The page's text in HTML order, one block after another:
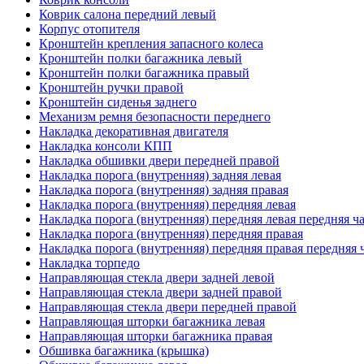
Коврик салона передний левый
Корпус отопителя
Кронштейн крепления запасного колеса
Кронштейн полки багажника левый
Кронштейн полки багажника правый
Кронштейн ручки правой
Кронштейн сиденья заднего
Механизм ремня безопасности переднего
Накладка декоративная двигателя
Накладка консоли КПП
Накладка обшивки двери передней правой
Накладка порога (внутренняя) задняя левая
Накладка порога (внутренняя) задняя правая
Накладка порога (внутренняя) передняя левая
Накладка порога (внутренняя) передняя левая передняя
Накладка порога (внутренняя) передняя правая
Накладка порога (внутренняя) передняя правая передняя
Накладка торпедо
Направляющая стекла двери задней левой
Направляющая стекла двери задней правой
Направляющая стекла двери передней правой
Направляющая шторки багажника левая
Направляющая шторки багажника правая
Обшивка багажника (крышка)